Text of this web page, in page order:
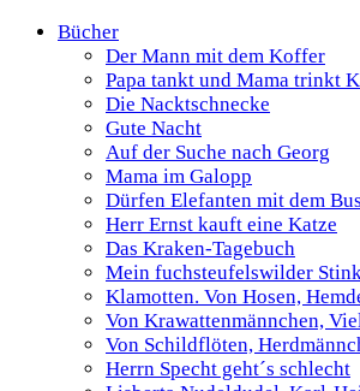
Bücher
Der Mann mit dem Koffer
Papa tankt und Mama trinkt
Die Nacktschnecke
Gute Nacht
Auf der Suche nach Georg
Mama im Galopp
Dürfen Elefanten mit dem
Herr Ernst kauft eine Katze
Das Kraken-Tagebuch
Mein fuchsteufelswilder
Klamotten. Von Hosen,
Von Krawattenmännchen,
Von Schildflöten,
Herrn Specht geht´s schlecht